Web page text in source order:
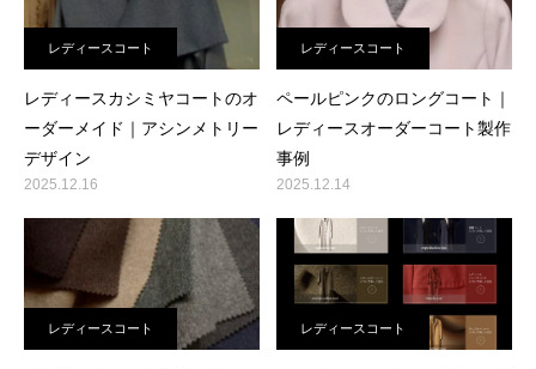
レディースコート
レディースカシミヤコートのオ
ーダーメイド｜アシンメトリー
デザイン
2025.12.16
レディースコート
ペールピンクのロングコート｜
レディースオーダーコート製作
事例
2025.12.14
レディースコート レディースコート